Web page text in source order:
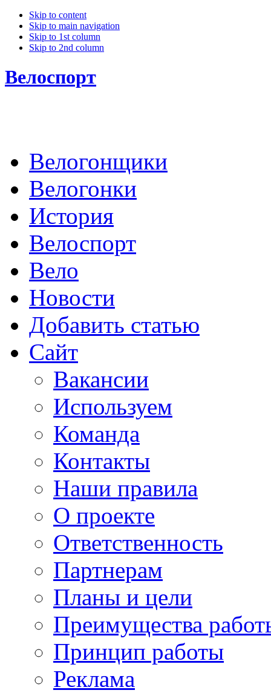
Skip to content
Skip to main navigation
Skip to 1st column
Skip to 2nd column
Велоспорт
Велогонщики
Велогонки
История
Велоспорт
Вело
Новости
Добавить статью
Сайт
Вакансии
Используем
Команда
Контакты
Наши правила
О проекте
Ответственность
Партнерам
Планы и цели
Преимущества
Принцип работы
Реклама